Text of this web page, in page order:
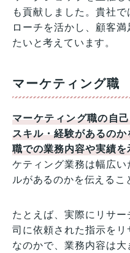
も貢献しました。貴社
ローチを活かし、顧客
たいと考えています。
マーケティング職
マーケティング職の自
スキル・経験があるの
職での業務内容や実績
ケティング業務は幅広
ルがあるのかを伝えるこ
たとえば、実際にリサ
司に依頼された指示を
なのかで、業務内容は